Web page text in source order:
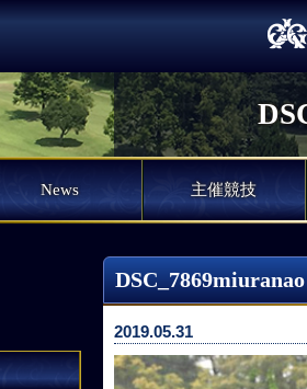
News 主催競技
DSC_7869miuranao
2019.05.31